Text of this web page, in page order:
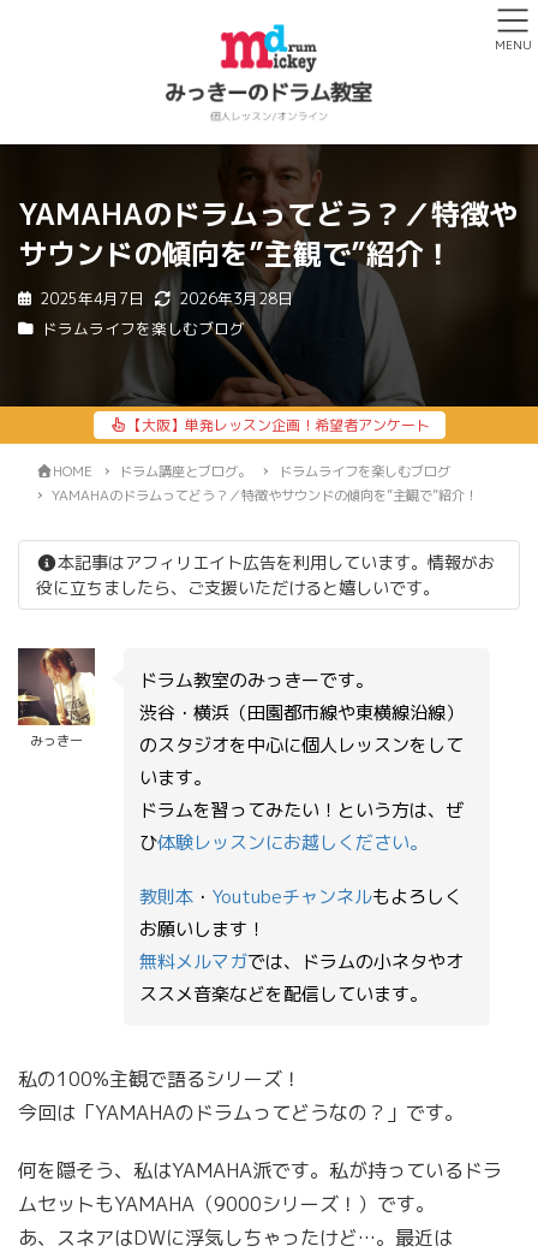
YAMAHAのドラムってどう？／特徴や
サウンドの傾向を”主観で”紹介！
2025年4月7日
2026年3月28日
ドラムライフを楽しむブログ
【大阪】単発レッスン企画！希望者アンケート
HOME ドラム講座とブログ。
ドラムライフを楽しむブログ
YAMAHAのドラムってどう？／特徴やサウンドの傾向を”主観で”紹介！
本記事はアフィリエイト広告を利用しています。情報がお
役に立ちましたら、ご支援いただけると嬉しいです。
みっきー
ドラム教室のみっきーです。
渋谷・横浜（田園都市線や東横線沿線）
のスタジオを中心に個人レッスンをして
います。
ドラムを習ってみたい！という方は、ぜ
ひ体験レッスンにお越しください。
教則本・ Youtubeチャンネルもよろしく
お願いします！
無料メルマガでは、ドラムの小ネタやオ
ススメ音楽などを配信しています。
私の100%主観で語るシリーズ！
今回は「YAMAHAのドラムってどうなの？」です。
何を隠そう、私はYAMAHA派です。私が持っているドラ
ムセットもYAMAHA（9000シリーズ！）です。
あ、スネアはDWに浮気しちゃったけど…。最近は
MENU